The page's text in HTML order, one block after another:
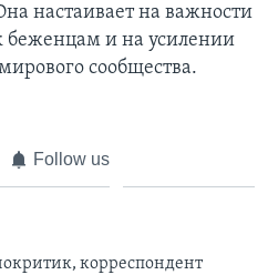
настаивает на важности
беженцам и на усилении
сообщества.
Follow us
корреспондент